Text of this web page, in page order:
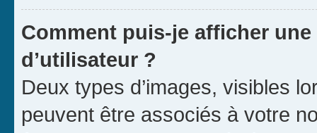
Comment puis-je afficher
d’utilisateur ?
Deux types d’images, visibles
peuvent être associés à votre